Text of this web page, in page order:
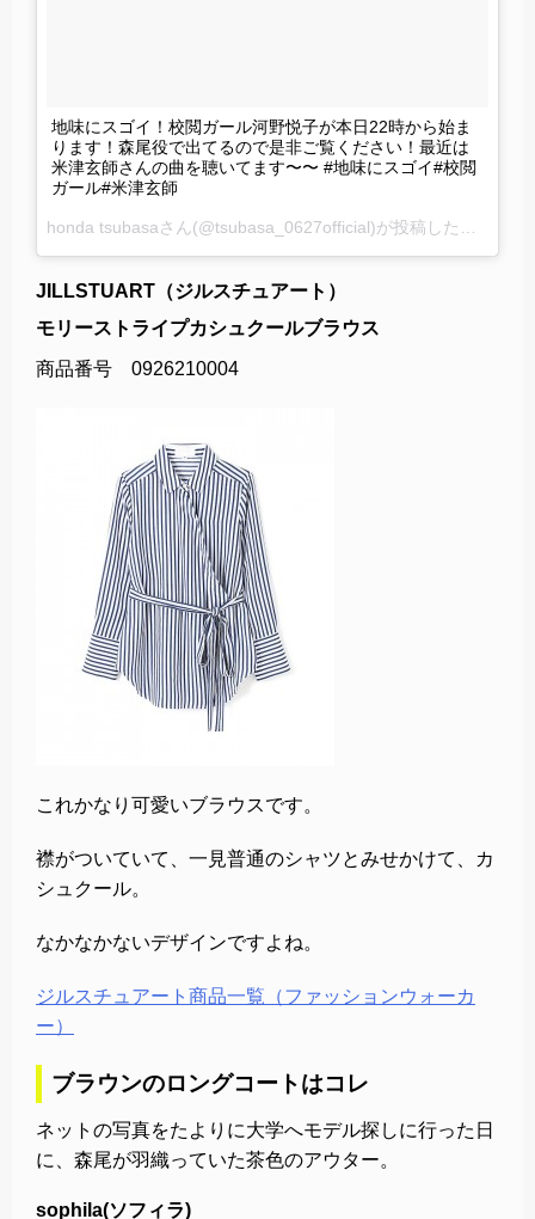
地味にスゴイ！校閲ガール河野悦子が本日22時から始ま
ります！森尾役で出てるので是非ご覧ください！最近は
米津玄師さんの曲を聴いてます〜〜 #地味にスゴイ#校閲
ガール#米津玄師
JILLSTUART（ジルスチュアート）
モリーストライプカシュクールブラウス
商品番号 0926210004
これかなり可愛いブラウスです。
襟がついていて、一見普通のシャツとみせかけて、カ
シュクール。
なかなかないデザインですよね。
ジルスチュアート商品一覧（ファッションウォーカ
ー）
ブラウンのロングコートはコレ
ネットの写真をたよりに大学へモデル探しに行った日
に、森尾が羽織っていた茶色のアウター。
sophila(ソフィラ)